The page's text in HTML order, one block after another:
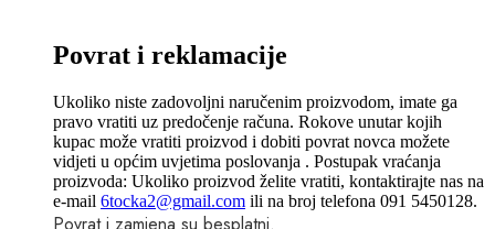
Povrat i reklamacije
Ukoliko niste zadovoljni naručenim proizvodom, imate ga
pravo vratiti uz predočenje računa. Rokove unutar kojih
kupac može vratiti proizvod i dobiti povrat novca možete
vidjeti u općim uvjetima poslovanja . Postupak vraćanja
proizvoda: Ukoliko proizvod želite vratiti, kontaktirajte nas na
e-mail 6tocka2@gmail.com ili na broj telefona 091 5450128.